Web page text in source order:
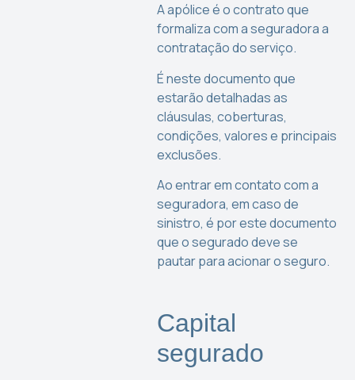
A apólice é o contrato que
formaliza com a seguradora a
contratação do serviço.
É neste documento que
estarão detalhadas as
cláusulas, coberturas,
condições, valores e principais
exclusões.
Ao entrar em contato com a
seguradora, em caso de
sinistro, é por este documento
que o segurado deve se
pautar para acionar o seguro.
Capital
segurado